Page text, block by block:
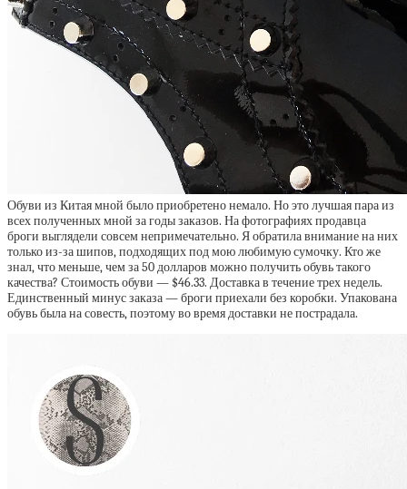
Обуви из Китая мной было приобретено немало. Но это лучшая пара из
всех полученных мной за годы заказов. На фотографиях продавца
броги выглядели совсем непримечательно. Я обратила внимание на них
только из-за шипов, подходящих под мою любимую сумочку. Кто же
знал, что меньше, чем за 50 долларов можно получить обувь такого
качества? Стоимость обуви — $46.33. Доставка в течение трех недель.
Единственный минус заказа — броги приехали без коробки. Упакована
обувь была на совесть, поэтому во время доставки не пострадала.